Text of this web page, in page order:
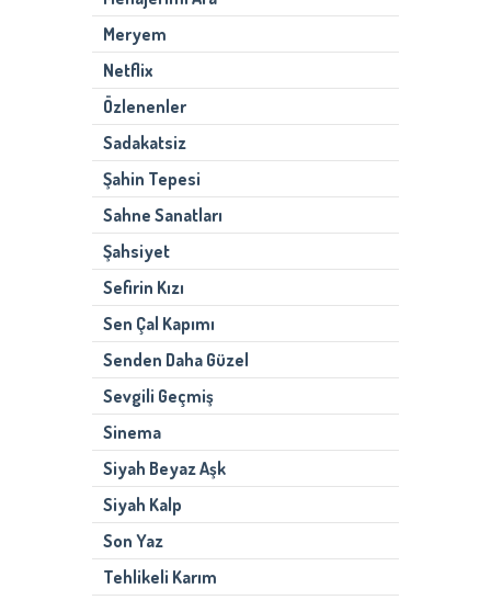
Meryem
Netflix
Özlenenler
Sadakatsiz
Şahin Tepesi
Sahne Sanatları
Şahsiyet
Sefirin Kızı
Sen Çal Kapımı
Senden Daha Güzel
Sevgili Geçmiş
Sinema
Siyah Beyaz Aşk
Siyah Kalp
Son Yaz
Tehlikeli Karım